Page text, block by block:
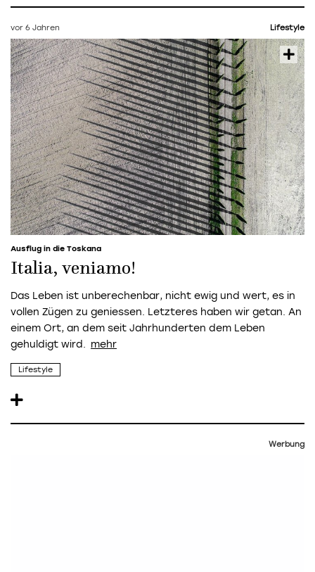
vor 6 Jahren Lifestyle
Ausflug in die Toskana
Italia, veniamo!
Das Leben ist unberechenbar, nicht ewig und wert, es in
vollen Zügen zu geniessen. Letzteres haben wir getan. An
einem Ort, an dem seit Jahrhunderten dem Leben
gehuldigt wird.
Lifestyle
Werbung